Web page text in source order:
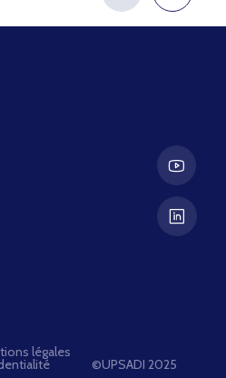
légales
©UPSADI 2025